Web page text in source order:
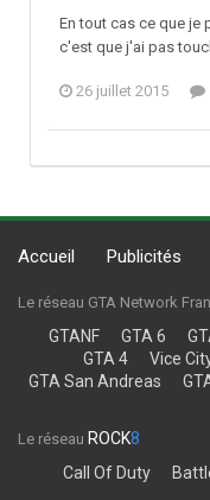
En tout cas ce que je
c'est que j'ai pas
26 juillet 2015
Accueil Publicités
Le réseau GTA Network
GTANF GTA 6
GTA 4
Vice
GTA San Andreas
Le réseau ROCK8
Call Of Duty